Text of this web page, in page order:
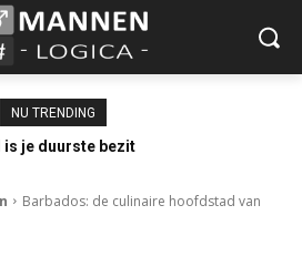
NU TRENDING
is je duurste bezit
Barbados: de culinaire hoofdstad van